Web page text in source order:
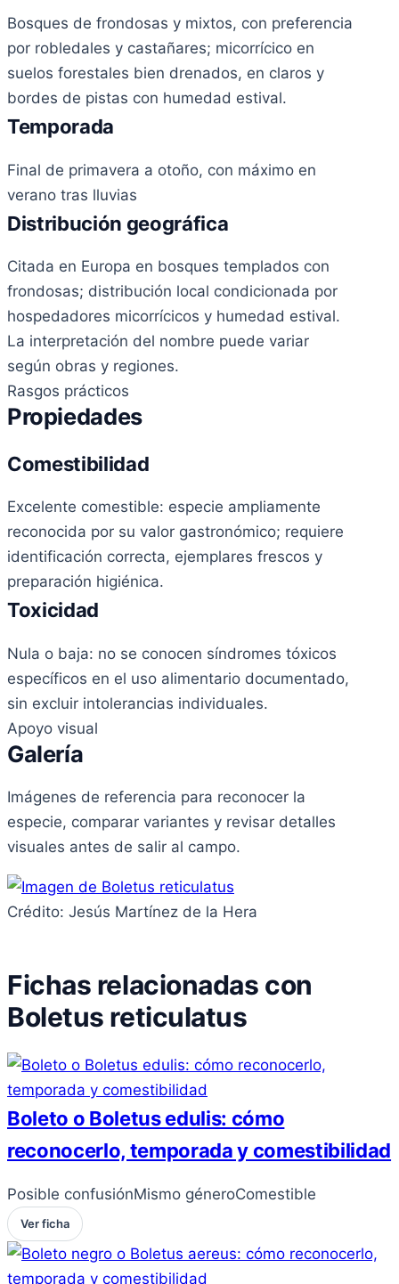
Bosques de frondosas y mixtos, con preferencia
por robledales y castañares; micorrícico en
suelos forestales bien drenados, en claros y
bordes de pistas con humedad estival.
Temporada
Final de primavera a otoño, con máximo en
verano tras lluvias
Distribución geográfica
Citada en Europa en bosques templados con
frondosas; distribución local condicionada por
hospedadores micorrícicos y humedad estival.
La interpretación del nombre puede variar
según obras y regiones.
Rasgos prácticos
Propiedades
Comestibilidad
Excelente comestible: especie ampliamente
reconocida por su valor gastronómico; requiere
identificación correcta, ejemplares frescos y
preparación higiénica.
Toxicidad
Nula o baja: no se conocen síndromes tóxicos
específicos en el uso alimentario documentado,
sin excluir intolerancias individuales.
Apoyo visual
Galería
Imágenes de referencia para reconocer la
especie, comparar variantes y revisar detalles
visuales antes de salir al campo.
Crédito: Jesús Martínez de la Hera
Fichas relacionadas con
Boletus reticulatus
Boleto o Boletus edulis: cómo
reconocerlo, temporada y comestibilidad
Posible confusiónMismo géneroComestible
Ver ficha